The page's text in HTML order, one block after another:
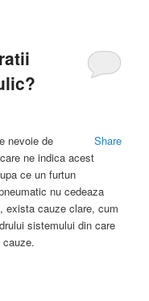
Share
nevoie de
ne indica acest
ce un furtun
nu cedeaza
exista cauze clare, cum
sistemului din care